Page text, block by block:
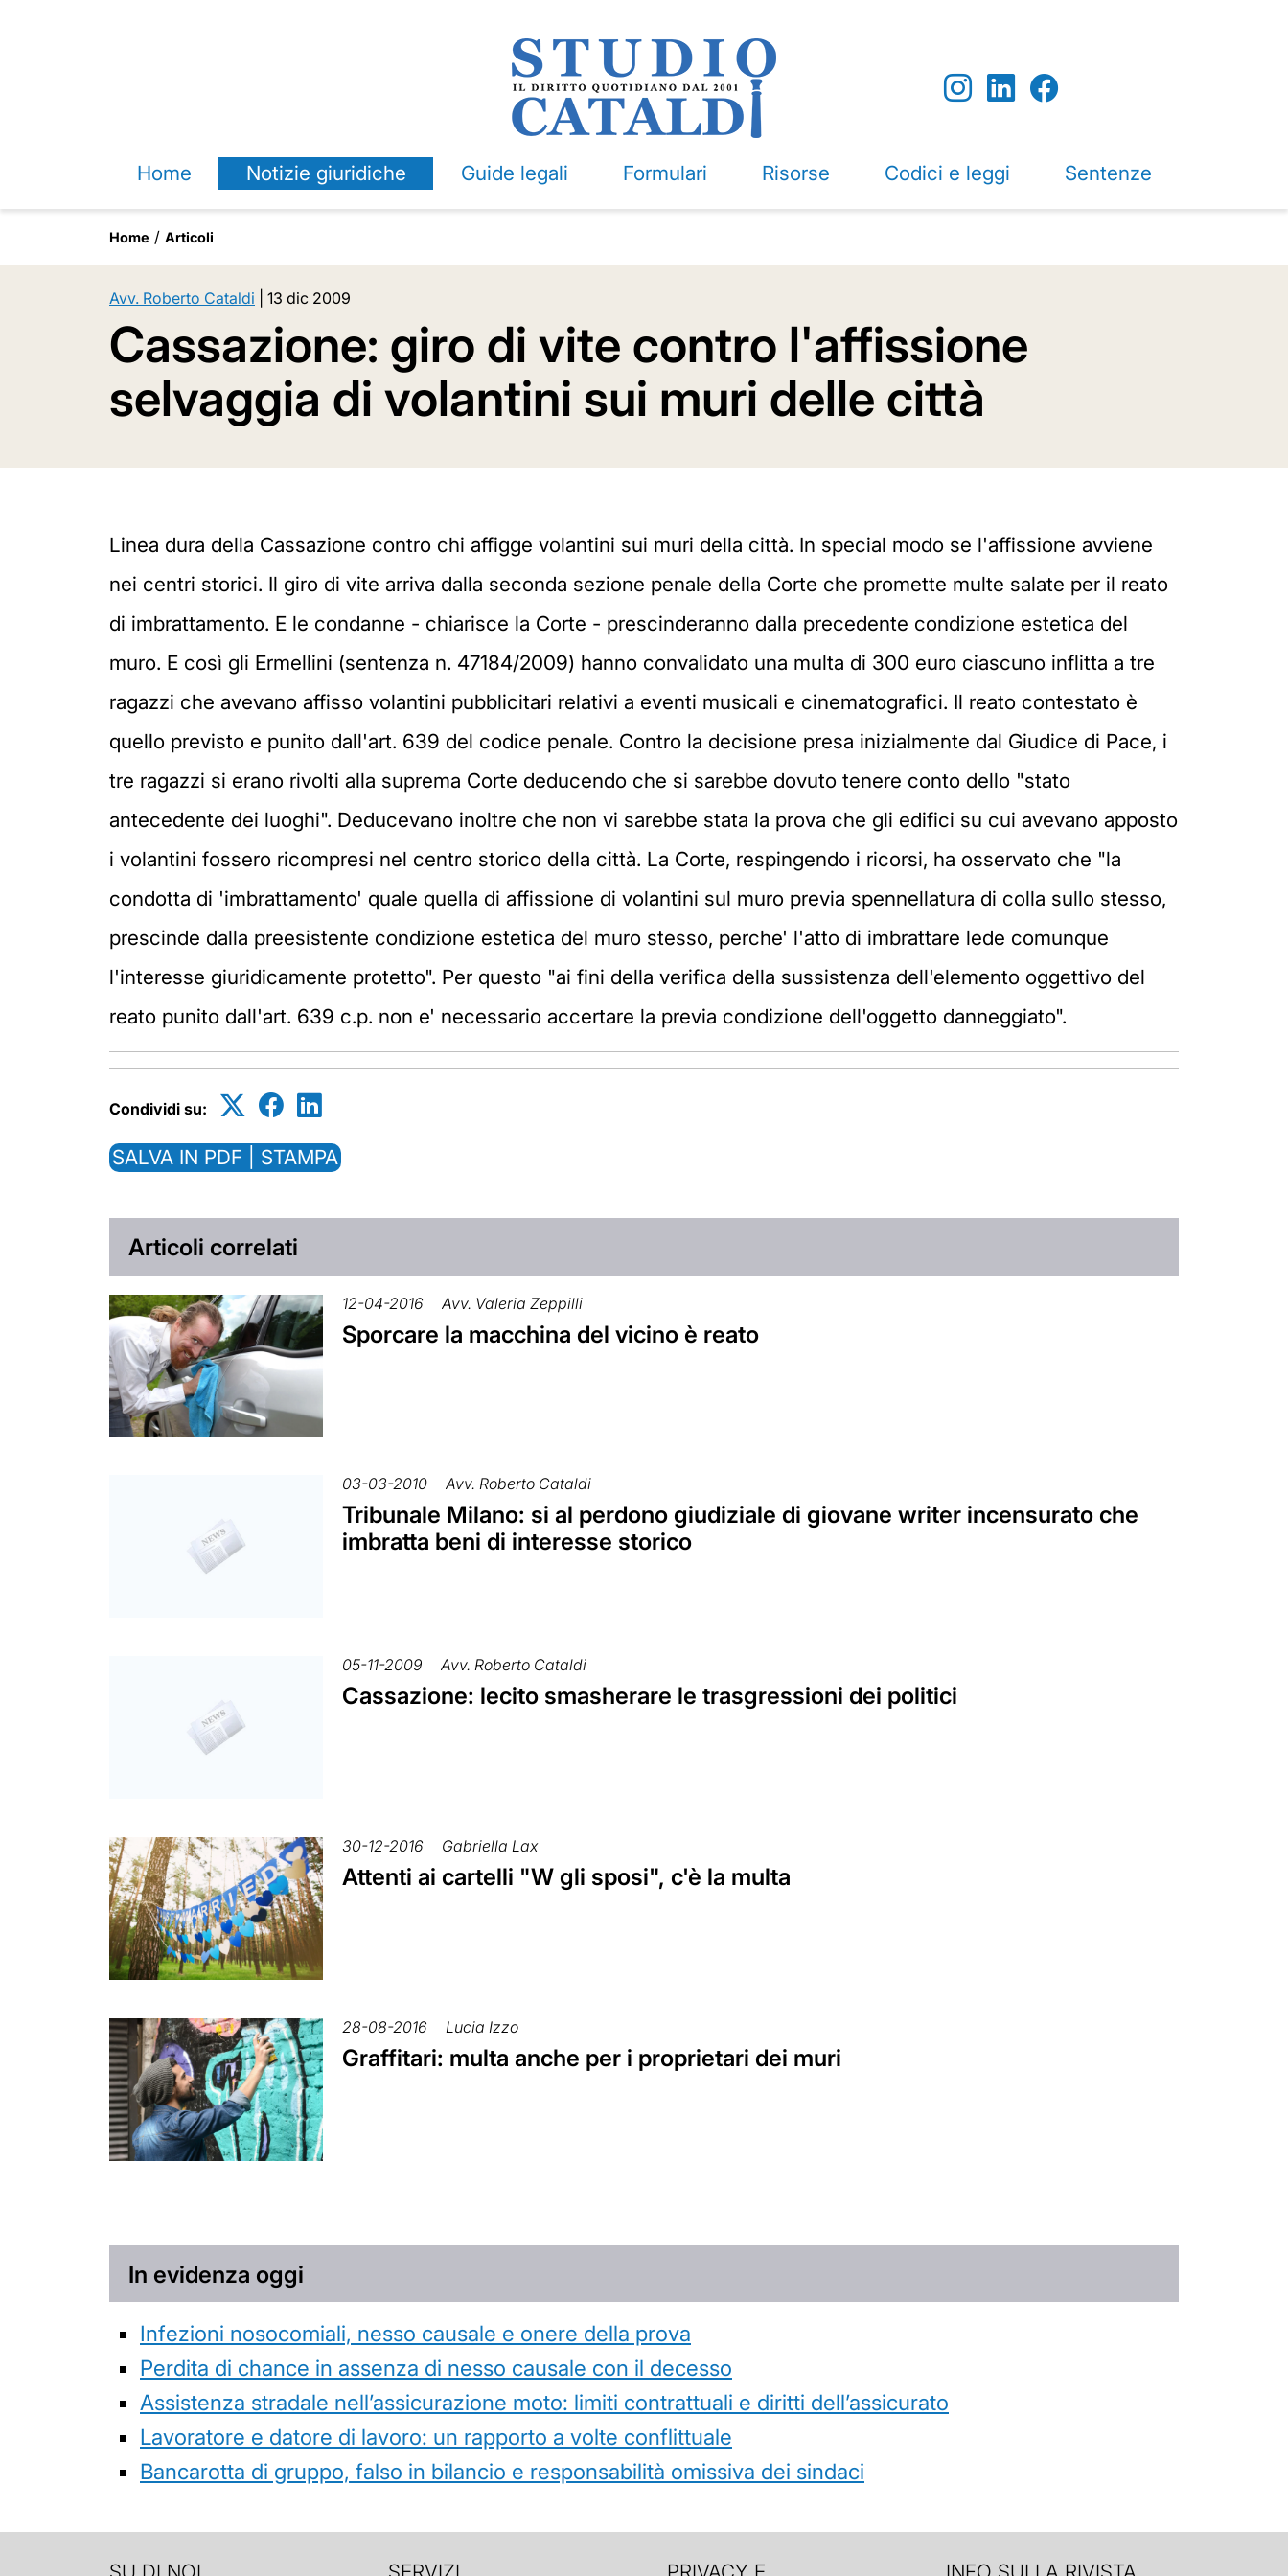
Home Notizie giuridiche Guide legali Formulari Risorse Codici e leggi Sentenze
Home Articoli
Avv. Roberto Cataldi 13 dic 2009
Cassazione: giro di vite contro l'affissione
selvaggia di volantini sui muri delle città
Linea dura della Cassazione contro chi affigge volantini sui muri della città. In special modo se l'affissione avviene
nei centri storici. Il giro di vite arriva dalla seconda sezione penale della Corte che promette multe salate per il reato
di imbrattamento. E le condanne - chiarisce la Corte - prescinderanno dalla precedente condizione estetica del
muro. E così gli Ermellini (sentenza n. 47184/2009) hanno convalidato una multa di 300 euro ciascuno inflitta a tre
ragazzi che avevano affisso volantini pubblicitari relativi a eventi musicali e cinematografici. Il reato contestato è
quello previsto e punito dall'art. 639 del codice penale. Contro la decisione presa inizialmente dal Giudice di Pace, i
tre ragazzi si erano rivolti alla suprema Corte deducendo che si sarebbe dovuto tenere conto dello "stato
antecedente dei luoghi". Deducevano inoltre che non vi sarebbe stata la prova che gli edifici su cui avevano apposto
i volantini fossero ricompresi nel centro storico della città. La Corte, respingendo i ricorsi, ha osservato che "la
condotta di 'imbrattamento' quale quella di affissione di volantini sul muro previa spennellatura di colla sullo stesso,
prescinde dalla preesistente condizione estetica del muro stesso, perche' l'atto di imbrattare lede comunque
l'interesse giuridicamente protetto". Per questo "ai fini della verifica della sussistenza dell'elemento oggettivo del
reato punito dall'art. 639 c.p. non e' necessario accertare la previa condizione dell'oggetto danneggiato".
Condividi su:
SALVA IN PDF | STAMPA
Articoli correlati
12-04-2016 Avv. Valeria Zeppilli
Sporcare la macchina del vicino è reato
03-03-2010 Avv. Roberto Cataldi
Tribunale Milano: si al perdono giudiziale di giovane writer incensurato che
imbratta beni di interesse storico
05-11-2009 Avv. Roberto Cataldi
Cassazione: lecito smasherare le trasgressioni dei politici
30-12-2016 Gabriella Lax
Attenti ai cartelli "W gli sposi", c'è la multa
28-08-2016 Lucia Izzo
Graffitari: multa anche per i proprietari dei muri
In evidenza oggi
Infezioni nosocomiali, nesso causale e onere della prova
Perdita di chance in assenza di nesso causale con il decesso
Assistenza stradale nell’assicurazione moto: limiti contrattuali e diritti dell’assicurato
Lavoratore e datore di lavoro: un rapporto a volte conflittuale
Bancarotta di gruppo, falso in bilancio e responsabilità omissiva dei sindaci